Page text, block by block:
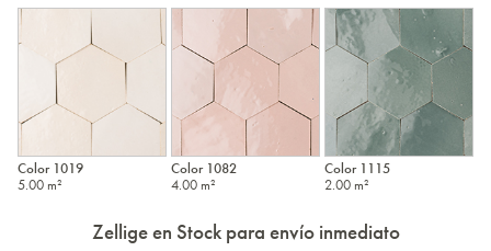
Color 1019
5.00 m²
Color 1082
4.00 m²
Color 1115
2.00 m²
Zellige en Stock para envío inmediato